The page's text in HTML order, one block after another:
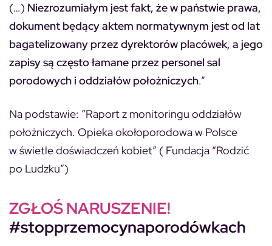
(…) Niezrozumiałym jest fakt, że w państwie prawa,
dokument będący aktem normatywnym jest od lat
bagatelizowany przez dyrektorów placówek, a jego
zapisy są często łamane przez personel sal
porodowych i oddziałów położniczych.”
Na podstawie: “Raport z monitoringu oddziałów
położniczych. Opieka okołoporodowa w Polsce
w świetle doświadczeń kobiet” ( Fundacja “Rodzić
po Ludzku”)
ZGŁOŚ NARUSZENIE!
#stopprzemocynaporodówkach